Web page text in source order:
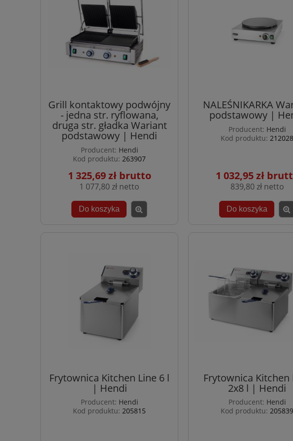
Grill kontaktowy podwójny
- jedna str. ryflowana,
druga str. gładka Wariant
podstawowy | Hendi
Producent: Hendi
Kod produktu: 263907
1 325,69 zł
1 077,80 zł
Do koszyka
NALEŚNIKARKA
podstawowy |
Producent: Hendi
Kod produktu: 212028
1 032,95 zł
839,80 zł
Do koszyka
Frytownica Kitchen Line 6 l
| Hendi
Producent: Hendi
Kod produktu: 205815
Frytownica Kitchen
2x8 l | Hendi
Producent: Hendi
Kod produktu: 205839